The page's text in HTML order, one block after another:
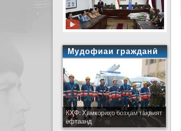
Мудофиаи гражданӣ
КҲФ: Ҳамкориҳо бозҳам тақвият
ёфтаанд